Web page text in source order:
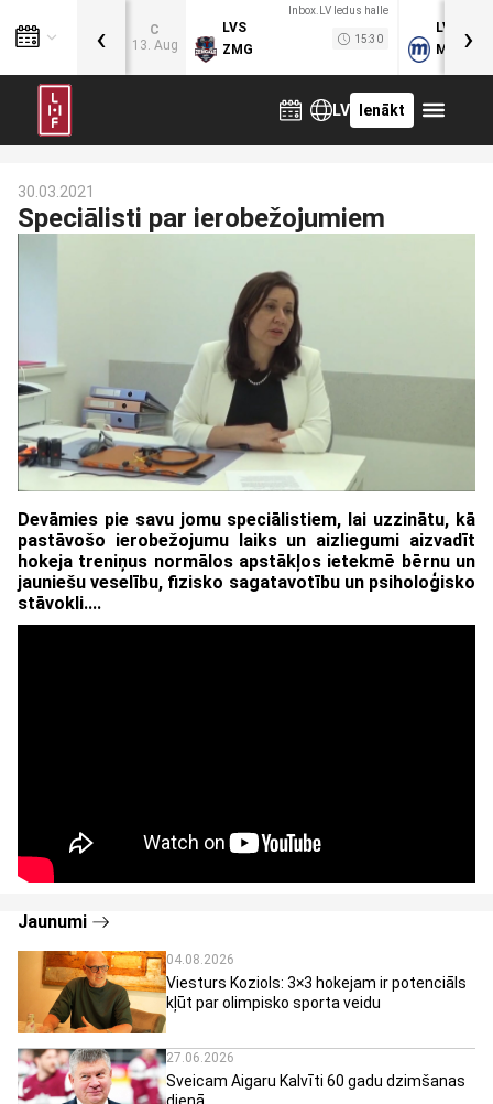
C
13. Aug
Inbox.LV ledus halle
LVS
ZMG
15:30
LVB
MOG
‹ ›
LV Ienākt
30.03.2021
Speciālisti par ierobežojumiem
Devāmies pie savu jomu speciālistiem, lai uzzinātu, kā
pastāvošo ierobežojumu laiks un aizliegumi aizvadīt
hokeja treniņus normālos apstākļos ietekmē bērnu un
jauniešu veselību, fizisko sagatavotību un psiholoģisko
stāvokli....
Jaunumi
04.08.2026
Viesturs Koziols: 3×3 hokejam ir potenciāls
kļūt par olimpisko sporta veidu
27.06.2026
Sveicam Aigaru Kalvīti 60 gadu dzimšanas